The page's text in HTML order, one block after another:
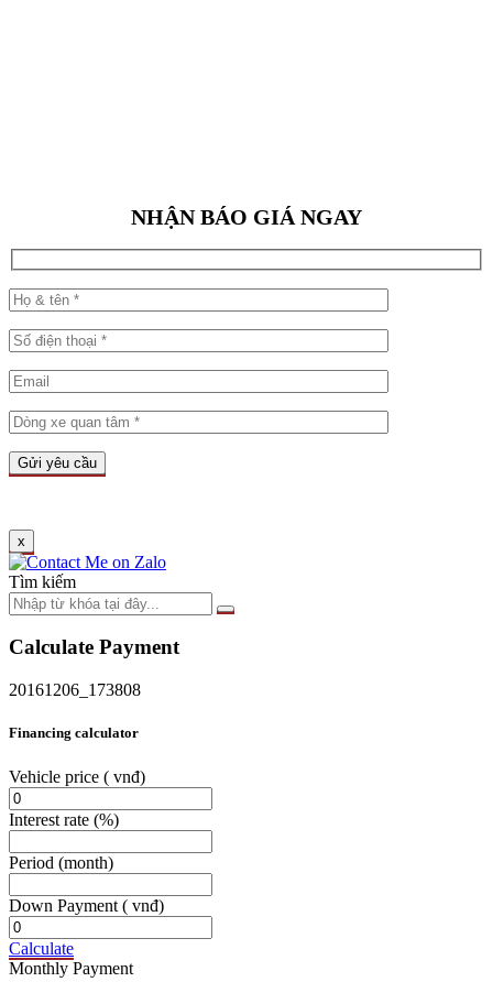
NHẬN BÁO GIÁ NGAY
x
Tìm kiếm
Calculate Payment
20161206_173808
Financing calculator
Vehicle price ( vnđ)
Interest rate (%)
Period (month)
Down Payment ( vnđ)
Calculate
Monthly Payment